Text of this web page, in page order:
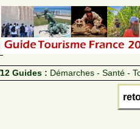
12 Guides : Démarches - Santé -